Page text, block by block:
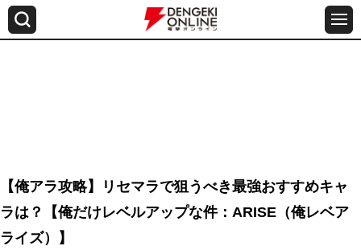
【俺アラ攻略】リセマラで狙うべき最強おすすめキャ
ラは？【俺だけレベルアップな件：ARISE（俺レベア
ライズ）】